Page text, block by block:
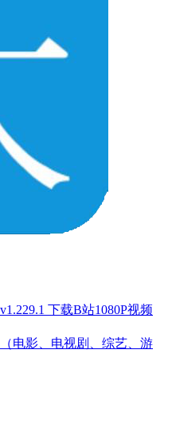
下载B站1080P视频
电影、电视剧、综艺、游